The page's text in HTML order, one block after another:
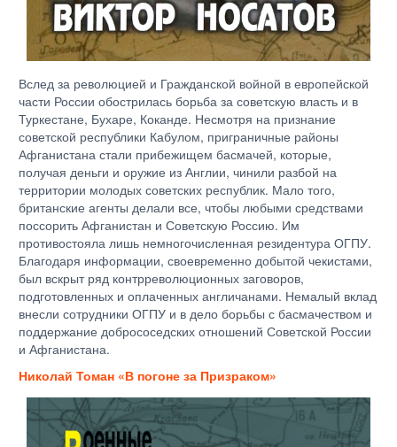
Вслед за революцией и Гражданской войной в европейской
части России обострилась борьба за советскую власть и в
Туркестане, Бухаре, Коканде. Несмотря на признание
советской республики Кабулом, приграничные районы
Афганистана стали прибежищем басмачей, которые,
получая деньги и оружие из Англии, чинили разбой на
территории молодых советских республик. Мало того,
британские агенты делали все, чтобы любыми средствами
поссорить Афганистан и Советскую Россию. Им
противостояла лишь немногочисленная резидентура ОГПУ.
Благодаря информации, своевременно добытой чекистами,
был вскрыт ряд контрреволюционных заговоров,
подготовленных и оплаченных англичанами. Немалый вклад
внесли сотрудники ОГПУ и в дело борьбы с басмачеством и
поддержание добрососедских отношений Советской России
и Афганистана.
Николай Томан «В погоне за Призраком»